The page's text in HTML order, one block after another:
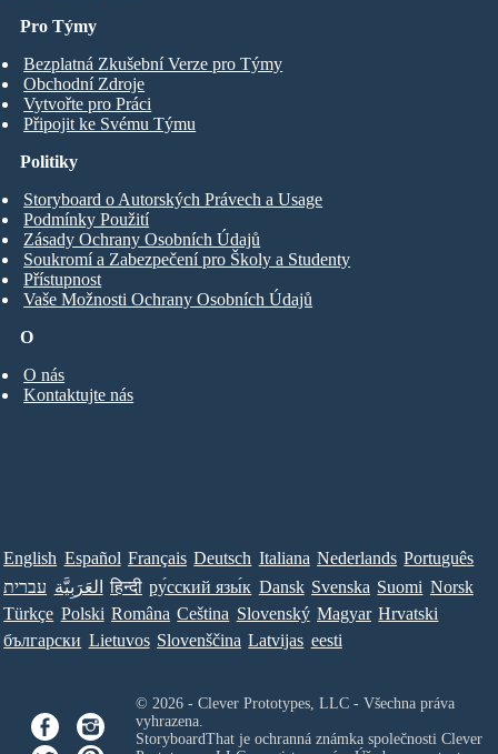
Pro Týmy
Bezplatná Zkušební Verze pro Týmy
Obchodní Zdroje
Vytvořte pro Práci
Připojit ke Svému Týmu
O
O nás
Kontaktujte nás
Politiky
Storyboard o Autorských Právech a Usage
Podmínky Použití
Zásady Ochrany Osobních Údajů
Soukromí a Zabezpečení pro Školy a Studenty
Přístupnost
Vaše Možnosti Ochrany Osobních Údajů
English Español Français Deutsch Italiana Nederlands Português
עברית العَرَبِيَّة हिन्दी ру́сский язы́к Dansk Svenska Suomi Norsk
Türkçe Polski Româna Ceština Slovenský Magyar Hrvatski
български Lietuvos Slovenščina Latvijas eesti
© 2026 - Clever Prototypes, LLC - Všechna práva
vyhrazena.
StoryboardThat je ochranná známka společnosti Clever